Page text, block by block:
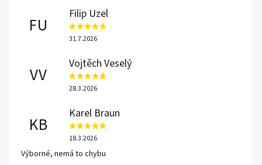
FU
Filip Uzel
31.7.2026
VV
Vojtěch Veselý
28.3.2026
KB
Karel Braun
18.3.2026
Výborné, nemá to chybu